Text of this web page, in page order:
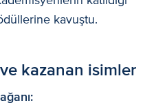
kavuştu.
kazanan isimler